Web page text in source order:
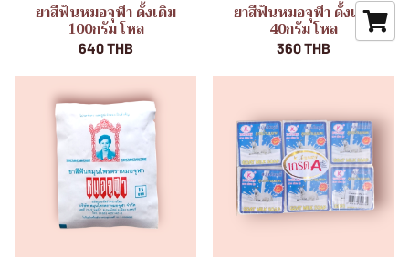
ยาสีฟันหมอจุฬา ดั้งเดิม
100กรัม โหล
640 THB
ยาสีฟันหมอจุฬา ดั้งเดิม
40กรัม โหล
360 THB